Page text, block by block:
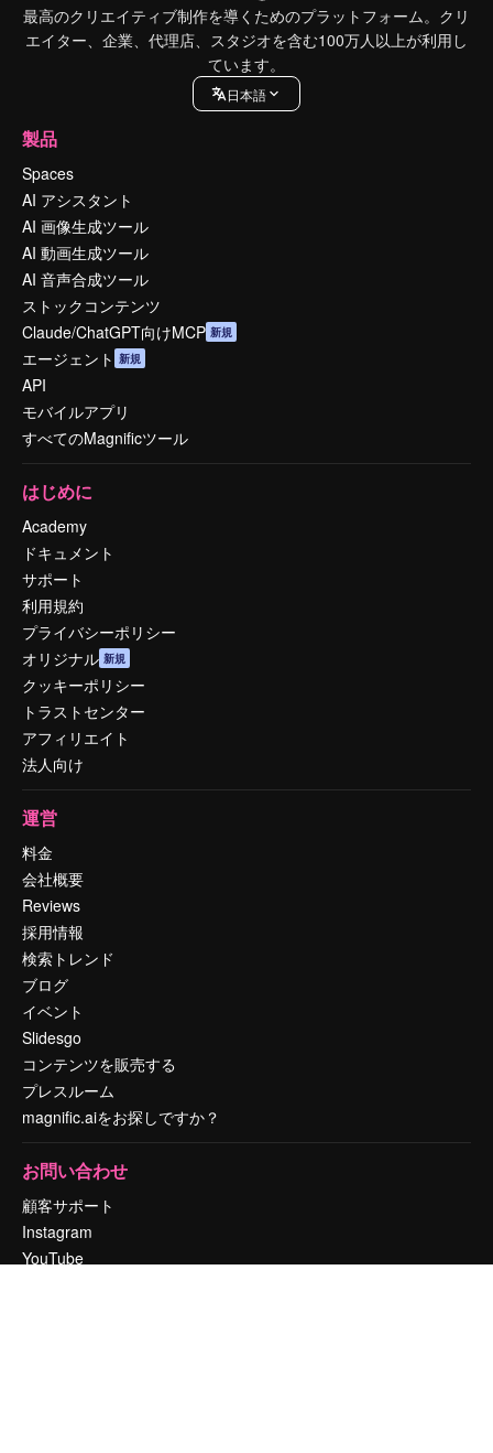
最高のクリエイティブ制作を導くためのプラットフォーム。クリ
エイター、企業、代理店、スタジオを含む100万人以上が利用し
ています。
日本語
製品
Spaces
AI アシスタント
AI 画像生成ツール
AI 動画生成ツール
AI 音声合成ツール
ストックコンテンツ
Claude/ChatGPT向けMCP 新規
エージェント 新規
API
モバイルアプリ
すべてのMagnificツール
はじめに
Academy
ドキュメント
サポート
利用規約
プライバシーポリシー
オリジナル 新規
クッキーポリシー
トラストセンター
アフィリエイト
法人向け
運営
料金
会社概要
Reviews
採用情報
検索トレンド
ブログ
イベント
Slidesgo
コンテンツを販売する
プレスルーム
magnific.aiをお探しですか？
お問い合わせ
顧客サポート
Instagram
YouTube